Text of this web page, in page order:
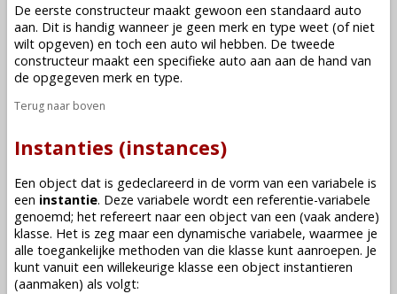
De eerste constructeur maakt gewoon een standaard auto
aan. Dit is handig wanneer je geen merk en type weet (of niet
wilt opgeven) en toch een auto wil hebben. De tweede
constructeur maakt een specifieke auto aan aan de hand van
de opgegeven merk en type.
Terug naar boven
Instanties (instances)
Een object dat is gedeclareerd in de vorm van een variabele is
een instantie. Deze variabele wordt een referentie-variabele
genoemd; het refereert naar een object van een (vaak andere)
klasse. Het is zeg maar een dynamische variabele, waarmee je
alle toegankelijke methoden van die klasse kunt aanroepen. Je
kunt vanuit een willekeurige klasse een object instantieren
(aanmaken) als volgt: